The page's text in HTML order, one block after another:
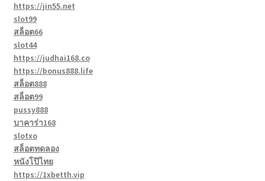
https://jin55.net
slot99
สล็อต66
slot44
https://judhai168.co
https://bonus888.life
สล็อต888
สล็อต99
pussy888
บาคาร่า168
slotxo
สล็อตทดลอง
หนังโป๊ไทย
https://1xbetth.vip